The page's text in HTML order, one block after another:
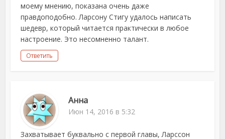
моему мнению, показана очень даже
правдоподобно. Ларсону Стигу удалось написать
шедевр, который читается практически в любое
настроение. Это несомненно талант.
Ответить
Анна
Июн 14, 2016 в 5:32
Захватывает буквально с первой главы, Ларссон